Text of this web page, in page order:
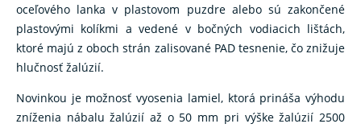
oceľového lanka v plastovom puzdre alebo sú zakončené
plastovými kolíkmi a vedené v bočných vodiacich lištách,
ktoré majú z oboch strán zalisované PAD tesnenie, čo znižuje
hlučnosť žalúzií.
Novinkou je možnosť vyosenia lamiel, ktorá prináša výhodu
zníženia nábalu žalúzií až o 50 mm pri výške žalúzií 2500